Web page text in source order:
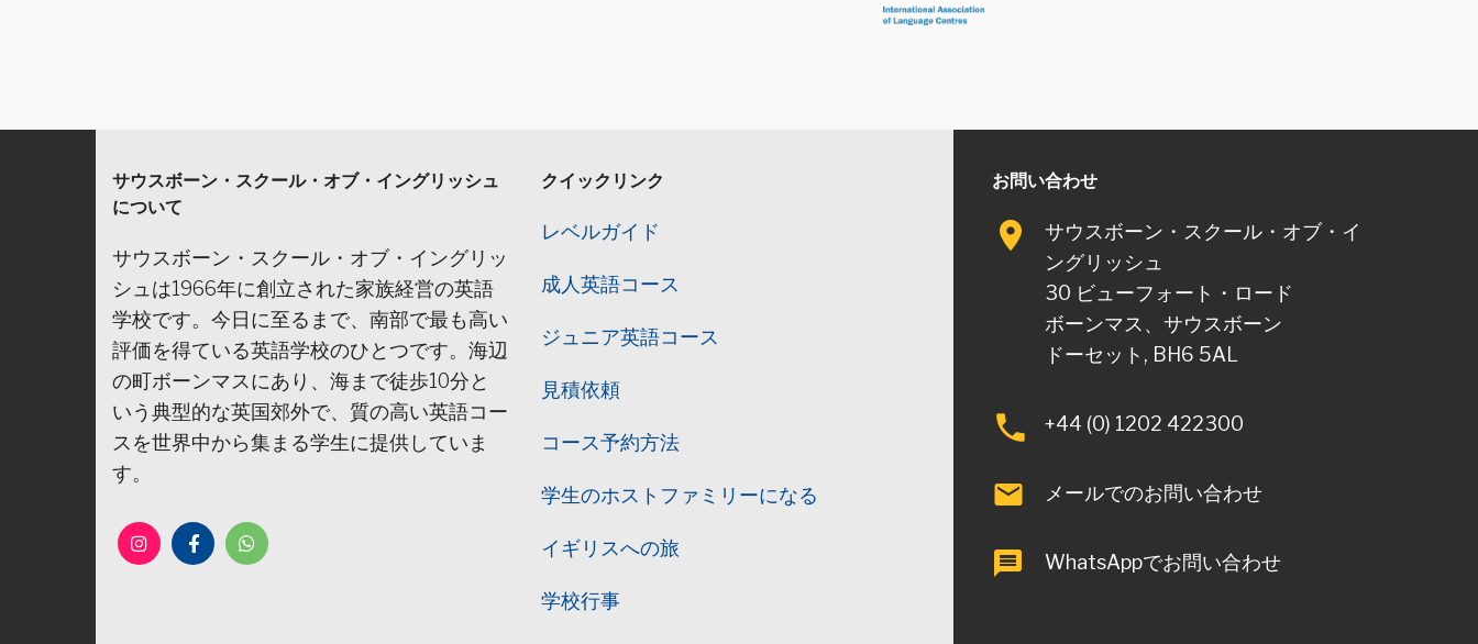
サウスボーン・スクール・オブ・イングリッシュ
について
サウスボーン・スクール・オブ・イングリッ
シュは1966年に創立された家族経営の英語
学校です。今日に至るまで、南部で最も高い
評価を得ている英語学校のひとつです。海辺
の町ボーンマスにあり、海まで徒歩10分と
いう典型的な英国郊外で、質の高い英語コー
スを世界中から集まる学生に提供していま
す。
クイックリンク
レベルガイド
成人英語コース
ジュニア英語コース
見積依頼
コース予約方法
学生のホストファミリーになる
イギリスへの旅
学校行事
お問い合わせ
サウスボーン・スクール・オブ・イ
ングリッシュ
30 ビューフォート・ロード
ボーンマス、サウスボーン
ドーセット, BH6 5AL
+44 (0) 1202 422300
メールでのお問い合わせ
WhatsAppでお問い合わせ